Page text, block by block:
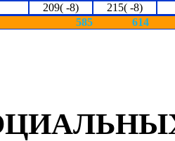
209( -8)
215( -8)
585 614